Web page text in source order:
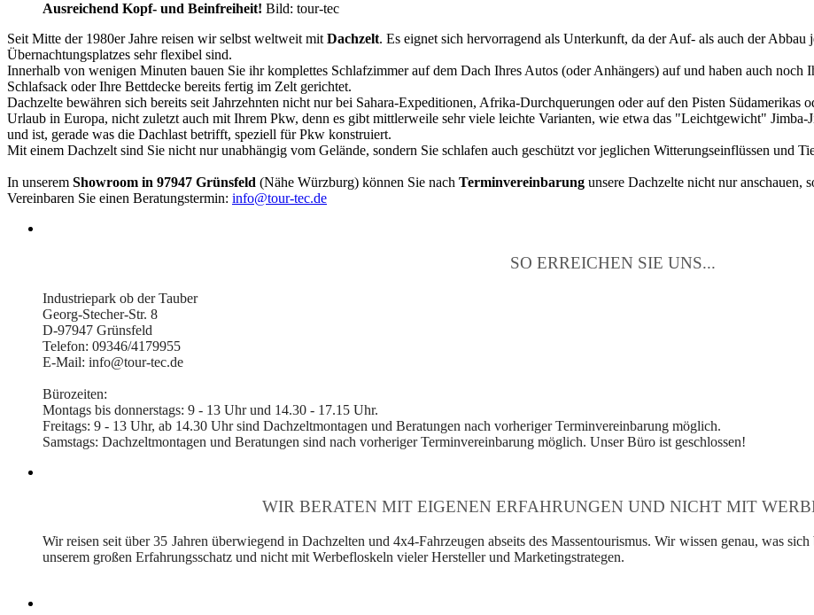
Ausreichend Kopf- und Beinfreiheit! Bild: tour-tec
Seit Mitte der 1980er Jahre reisen wir selbst weltweit mit Dachzelt. Es eignet sich hervorragend als Unterkunft, da der Auf- als auch der
Übernachtungsplatzes sehr flexibel sind.
Innerhalb von wenigen Minuten bauen Sie ihr komplettes Schlafzimmer auf dem Dach Ihres Autos (oder Anhängers) auf und haben auch noch
Schlafsack oder Ihre Bettdecke bereits fertig im Zelt gerichtet.
Dachzelte bewähren sich bereits seit Jahrzehnten nicht nur bei Sahara-Expeditionen, Afrika-Durchquerungen oder auf den Pisten Südamerikas
Urlaub in Europa, nicht zuletzt auch mit Ihrem Pkw, denn es gibt mittlerweile sehr viele leichte Varianten, wie etwa das "Leichtgewicht"
und ist, gerade was die Dachlast betrifft, speziell für Pkw konstruiert.
Mit einem Dachzelt sind Sie nicht nur unabhängig vom Gelände, sondern Sie schlafen auch geschützt vor jeglichen Witterungseinflüssen und
In unserem Showroom in 97947 Grünsfeld (Nähe Würzburg) können Sie nach Terminvereinbarung unsere Dachzelte nicht nur anschauen,
Vereinbaren Sie einen Beratungstermin: info@tour-tec.de
SO ERREICHEN SIE UNS...
Industriepark ob der Tauber
Georg-Stecher-Str. 8
D-97947 Grünsfeld
Telefon: 09346/4179955
E-Mail: info@tour-tec.de
Bürozeiten:
Montags bis donnerstags: 9 - 13 Uhr und 14.30 - 17.15 Uhr.
Freitags: 9 - 13 Uhr, ab 14.30 Uhr sind Dachzeltmontagen und Beratungen nach vorheriger Terminvereinbarung möglich.
Samstags: Dachzeltmontagen und Beratungen sind nach vorheriger Terminvereinbarung möglich. Unser Büro ist geschlossen!
WIR BERATEN MIT EIGENEN ERFAHRUNGEN UND NICHT MIT
Wir reisen seit über 35 Jahren überwiegend in Dachzelten und 4x4-Fahrzeugen abseits des Massentourismus. Wir wissen genau, was
unserem großen Erfahrungsschatz und nicht mit Werbefloskeln vieler Hersteller und Marketingstrategen.